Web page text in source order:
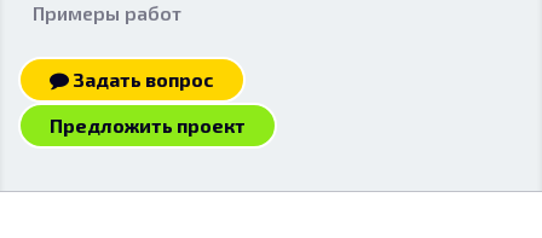
Примеры работ
Задать вопрос
Предложить проект